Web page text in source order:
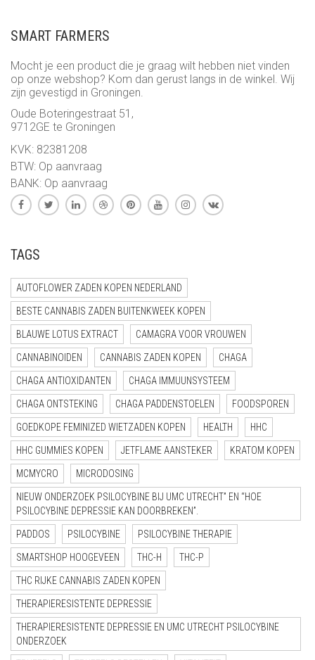
SMART FARMERS
Mocht je een product die je graag wilt hebben niet vinden
op onze webshop? Kom dan gerust langs in de winkel. Wij
zijn gevestigd in Groningen.
Oude Boteringestraat 51,
9712GE te Groningen
KVK: 82381208
BTW: Op aanvraag
BANK: Op aanvraag
TAGS
AUTOFLOWER ZADEN KOPEN NEDERLAND
BESTE CANNABIS ZADEN BUITENKWEEK KOPEN
BLAUWE LOTUS EXTRACT CAMAGRA VOOR VROUWEN
CANNABINOIDEN CANNABIS ZADEN KOPEN CHAGA
CHAGA ANTIOXIDANTEN CHAGA IMMUUNSYSTEEM
CHAGA ONTSTEKING CHAGA PADDENSTOELEN FOODSPOREN
GOEDKOPE FEMINIZED WIETZADEN KOPEN HEALTH HHC
HHC GUMMIES KOPEN JETFLAME AANSTEKER KRATOM KOPEN
MCMYCRO MICRODOSING
NIEUW ONDERZOEK PSILOCYBINE BIJ UMC UTRECHT” EN “HOE
PSILOCYBINE DEPRESSIE KAN DOORBREKEN”.
PADDOS PSILOCYBINE PSILOCYBINE THERAPIE
SMARTSHOP HOOGEVEEN THC-H THC-P
THC RIJKE CANNABIS ZADEN KOPEN
THERAPIERESISTENTE DEPRESSIE
THERAPIERESISTENTE DEPRESSIE EN UMC UTRECHT PSILOCYBINE
ONDERZOEK